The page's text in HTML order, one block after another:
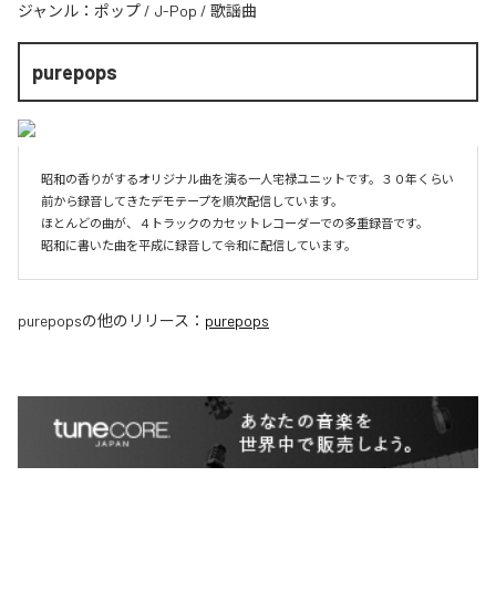
ジャンル： ポップ / J-Pop / 歌謡曲
purepops
昭和の香りがするオリジナル曲を演る一人宅禄ユニットです。３０年くらい
前から録音してきたデモテープを順次配信しています。
ほとんどの曲が、４トラックのカセットレコーダーでの多重録音です。
昭和に書いた曲を平成に録音して令和に配信しています。
purepopsの他のリリース： purepops